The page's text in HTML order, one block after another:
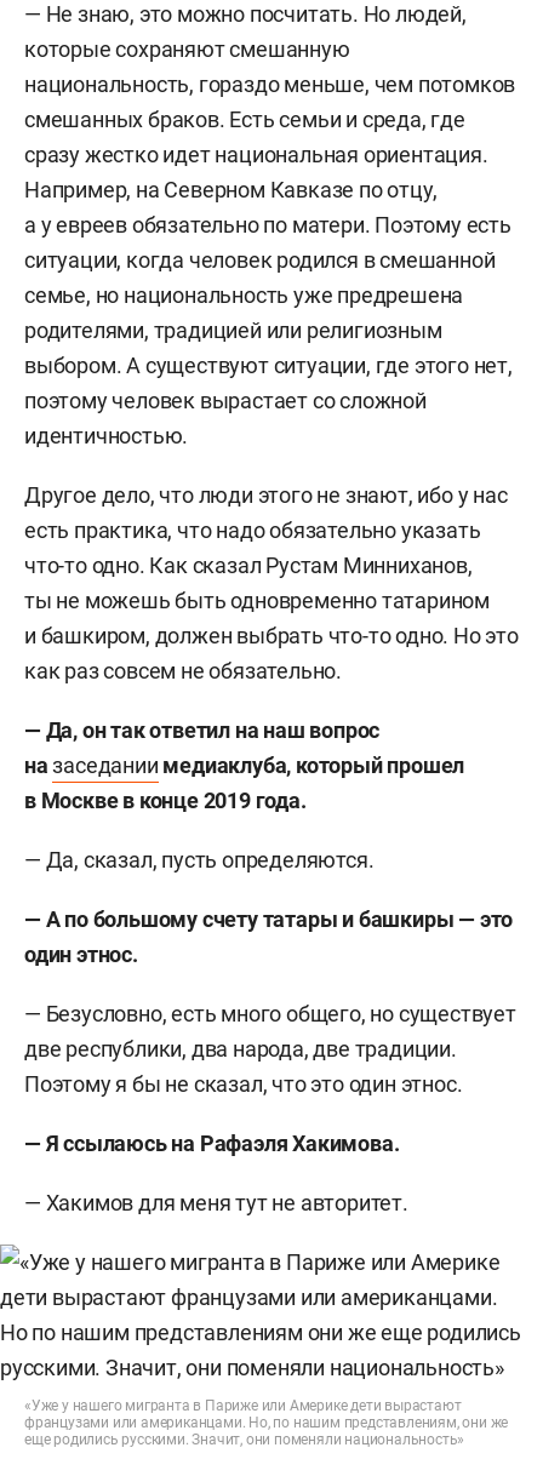
— Не знаю, это можно посчитать. Но людей,
которые сохраняют смешанную
национальность, гораздо меньше, чем потомков
смешанных браков. Есть семьи и среда, где
сразу жестко идет национальная ориентация.
Например, на Северном Кавказе по отцу,
а у евреев обязательно по матери. Поэтому есть
ситуации, когда человек родился в смешанной
семье, но национальность уже предрешена
родителями, традицией или религиозным
выбором. А существуют ситуации, где этого нет,
поэтому человек вырастает со сложной
идентичностью.
Другое дело, что люди этого не знают, ибо у нас
есть практика, что надо обязательно указать
что-то одно. Как сказал Рустам Минниханов,
ты не можешь быть одновременно татарином
и башкиром, должен выбрать что-то одно. Но это
как раз совсем не обязательно.
— Да, он так ответил на наш вопрос
назаседании медиаклуба, который прошел
в Москве в конце 2019 года.
— Да, сказал, пусть определяются.
— А по большому счету татары и башкиры — это
один этнос.
— Безусловно, есть много общего, но существует
две республики, два народа, две традиции.
Поэтому я бы не сказал, что это один этнос.
— Я ссылаюсь на Рафаэля Хакимова.
— Хакимов для меня тут не авторитет.
«Уже у нашего мигранта в Париже или Америке дети вырастают
французами или американцами. Но, по нашим представлениям, они же
еще родились русскими. Значит, они поменяли национальность»